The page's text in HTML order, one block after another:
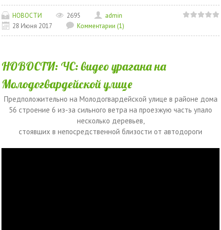
НОВОСТИ 2695
admin
28 Июня 2017
Комментарии (1)
НОВОСТИ: ЧС: видео урагана на
Молодогвардейской улице
Предположительно на Молодогвардейской улице в районе дома
56 строение 6 из-за сильного ветра на проезжую часть упало
несколько деревьев,
стоявших в непосредственной близости от автодороги